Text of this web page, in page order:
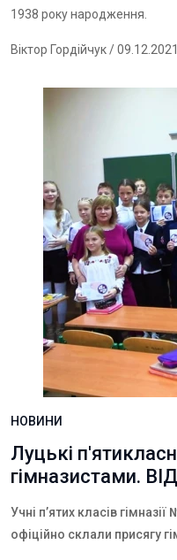
1938 року народження.
Віктор Гордійчук/ 09.12.2021
НОВИНИ
Луцькі
гімназистами.
Учні п’ятих класів
офіційно склали присягу